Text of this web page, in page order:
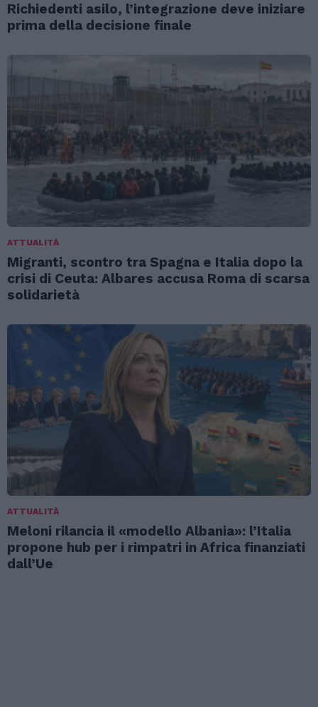
Richiedenti asilo, l’integrazione deve iniziare
prima della decisione finale
ATTUALITÀ
Migranti, scontro tra Spagna e Italia dopo la
crisi di Ceuta: Albares accusa Roma di scarsa
solidarietà
ATTUALITÀ
Meloni rilancia il «modello Albania»: l’Italia
propone hub per i rimpatri in Africa finanziati
dall’Ue